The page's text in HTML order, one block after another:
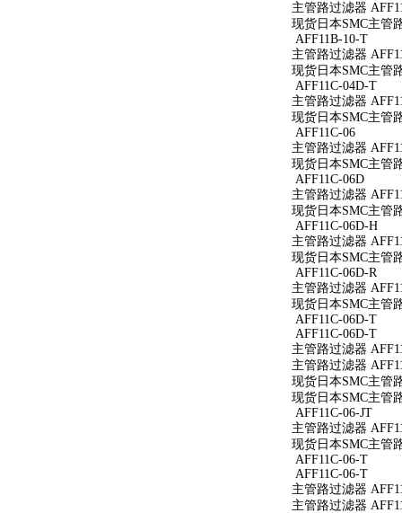
主管路过滤器
现货日本SMC主管
AFF11B-10-T
主管路过滤器
现货日本SMC主管
AFF11C-04D-T
主管路过滤器
现货日本SMC主管
AFF11C-06
主管路过滤器
现货日本SMC主管
AFF11C-06D
主管路过滤器
现货日本SMC主管
AFF11C-06D-H
主管路过滤器
现货日本SMC主管
AFF11C-06D-R
主管路过滤器
现货日本SMC主管
AFF11C-06D-T
AFF11C-06D-T
主管路过滤器
主管路过滤器
现货日本SMC主管
现货日本SMC主管
AFF11C-06-JT
主管路过滤器
现货日本SMC主管
AFF11C-06-T
AFF11C-06-T
主管路过滤器
主管路过滤器